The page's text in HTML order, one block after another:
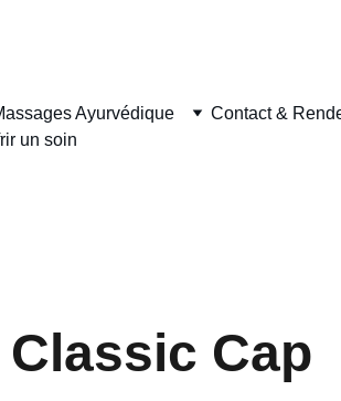
Ayurvédique Contact &
un soin
Classic Cap